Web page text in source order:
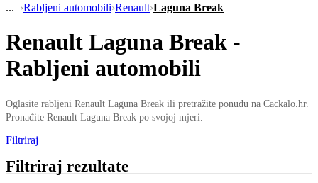
›Rabljeni automobili›Renault›Laguna Break
Renault Laguna Break -
Rabljeni automobili
Oglasite rabljeni Renault Laguna Break ili pretražite ponudu na Cackalo.hr.
Pronađite Renault Laguna Break po svojoj mjeri.
Filtriraj
Filtriraj rezultate